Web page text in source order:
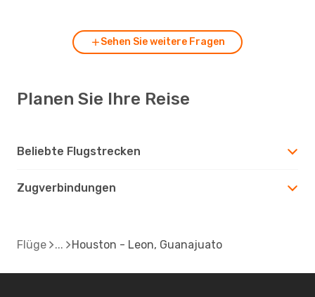
Sehen Sie weitere Fragen
Planen Sie Ihre Reise
Beliebte Flugstrecken
Zugverbindungen
Flüge Houston - Leon, Guanajuato